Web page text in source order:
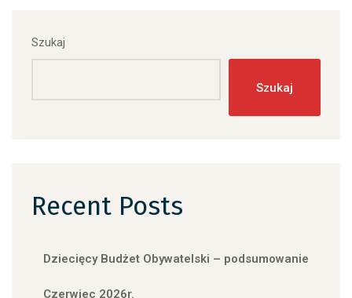
Szukaj
Szukaj
Recent Posts
Dziecięcy Budżet Obywatelski – podsumowanie
Czerwiec 2026r.